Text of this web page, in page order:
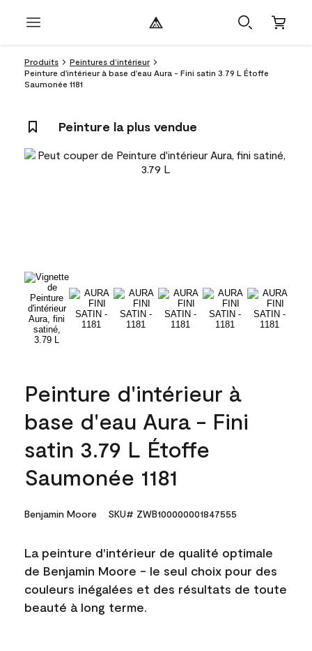
Produits
Peintures d’intérieur
Peinture d'intérieur à base d'eau Aura - Fini satin 3.79 L Étoffe
Saumonée 1181
Peinture la plus vendue
Peinture d'intérieur à
base d'eau Aura - Fini
satin 3.79 L Étoffe
Saumonée 1181
Benjamin Moore SKU# ZWB100000001847555
La peinture d'intérieur de qualité optimale
de Benjamin Moore - le seul choix pour des
couleurs inégalées et des résultats de toute
beauté à long terme.